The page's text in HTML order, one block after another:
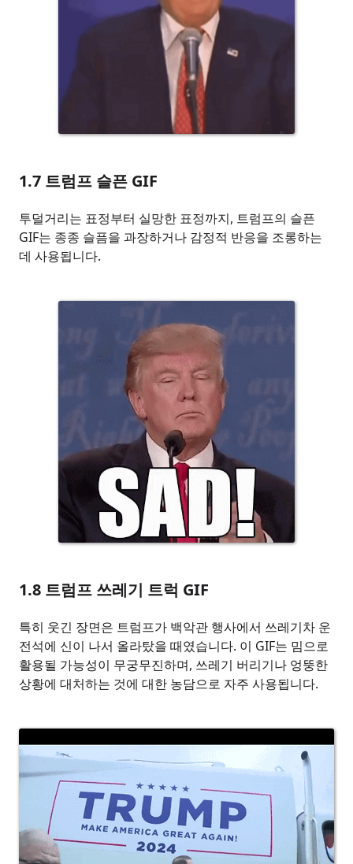
1.7 트럼프 슬픈 GIF
투덜거리는 표정부터 실망한 표정까지, 트럼프의 슬픈
GIF는 종종 슬픔을 과장하거나 감정적 반응을 조롱하는
데 사용됩니다.
1.8 트럼프 쓰레기 트럭 GIF
특히 웃긴 장면은 트럼프가 백악관 행사에서 쓰레기차 운
전석에 신이 나서 올라탔을 때였습니다. 이 GIF는 밈으로
활용될 가능성이 무궁무진하며, 쓰레기 버리기나 엉뚱한
상황에 대처하는 것에 대한 농담으로 자주 사용됩니다.